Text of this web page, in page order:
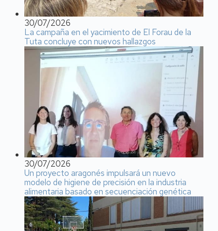
30/07/2026
La campaña en el yacimiento de El Forau de la
Tuta concluye con nuevos hallazgos
30/07/2026
Un proyecto aragonés impulsará un nuevo
modelo de higiene de precisión en la industria
alimentaria basado en secuenciación genética